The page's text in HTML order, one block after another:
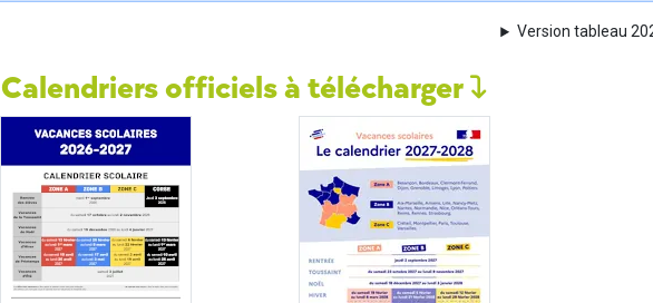
Version tableau
Calendriers officiels à télécharger